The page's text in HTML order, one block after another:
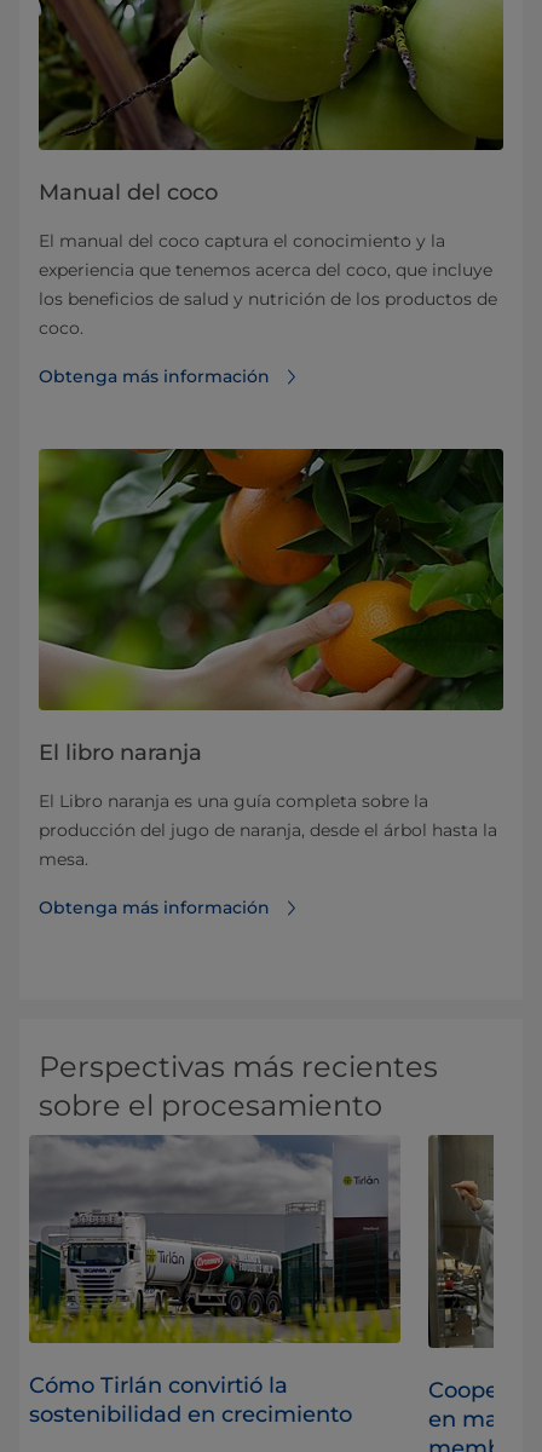
Manual del coco
El manual del coco captura el conocimiento y la
experiencia que tenemos acerca del coco, que incluye
los beneficios de salud y nutrición de los productos de
coco.
Obtenga más información
El libro naranja
El Libro naranja es una guía completa sobre la
producción del jugo de naranja, desde el árbol hasta la
mesa.
Obtenga más información
Perspectivas más recientes
sobre el procesamiento
Cómo Tirlán convirtió la
sostenibilidad en crecimiento
en